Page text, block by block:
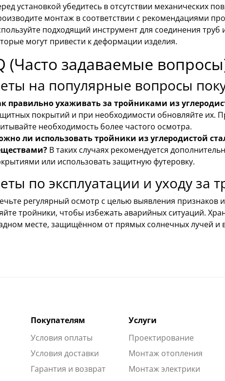
установкой убедитесь в отсутствии механических
монтаж в соответствии с рекомендациями
подходящий инструмент для соединения
могут привести к деформации изделия.
(Часто задаваемые
на популярные вопросы
правильно ухаживать за тройниками из
покрытий и при необходимости обновляйте их.
необходимость более частого осмотра.
ли использовать тройники из углеродистой
В таких случаях рекомендуется
или использовать защитную футеровку.
по эксплуатации и уходу за
регулярный осмотр с целью выявления
тройники, чтобы избежать аварийных ситуаций.
месте, защищённом от прямых солнечных лучей и
Покупателям
Условия оплаты
Условия доставки
Гарантия и возврат
Услуги
Проектирование
Монтаж отопления
Монтаж электрики